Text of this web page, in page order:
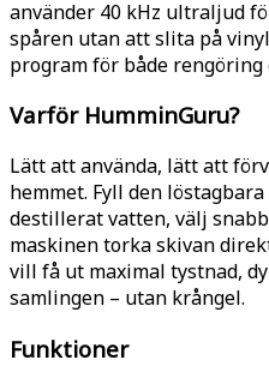
använder 40 kHz ultraljud
spåren utan att slita på
program för både rengöring
Varför HumminGuru?
Lätt att använda, lätt att
hemmet. Fyll den
destillerat vatten, välj
maskinen torka skivan
vill få ut maximal tystnad,
samlingen – utan krångel.
Funktioner